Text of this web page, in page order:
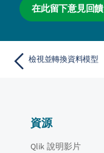
在此留下意見回饋
檢視並轉換資料模型
資源
Qlik 說明影片